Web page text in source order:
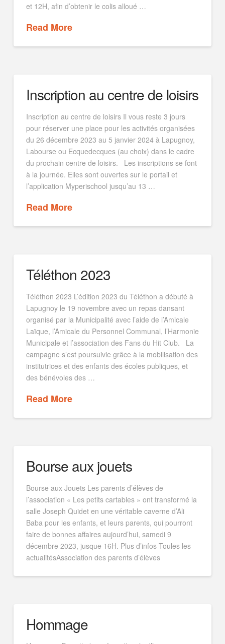
et 12H, afin d’obtenir le colis alloué …
Read More
Inscription au centre de loisirs
Inscription au centre de loisirs Il vous reste 3 jours
pour réserver une place pour les activités organisées
du 26 décembre 2023 au 5 janvier 2024 à Lapugnoy,
Labourse ou Ecquedecques (au choix) dans le cadre
du prochain centre de loisirs. Les inscriptions se font
à la journée. Elles sont ouvertes sur le portail et
l’application Myperischool jusqu’au 13 …
Read More
Téléthon 2023
Téléthon 2023 L’édition 2023 du Téléthon a débuté à
Lapugnoy le 19 novembre avec un repas dansant
organisé par la Municipalité avec l’aide de l’Amicale
Laïque, l’Amicale du Personnel Communal, l’Harmonie
Municipale et l’association des Fans du Hit Club. La
campagne s’est poursuivie grâce à la mobilisation des
institutrices et des enfants des écoles publiques, et
des bénévoles des …
Read More
Bourse aux jouets
Bourse aux Jouets Les parents d’élèves de
l’association « Les petits cartables » ont transformé la
salle Joseph Quidet en une véritable caverne d’Ali
Baba pour les enfants, et leurs parents, qui pourront
faire de bonnes affaires aujourd’hui, samedi 9
décembre 2023, jusque 16H. Plus d’infos Toules les
actualitésAssociation des parents d’élèves
Hommage